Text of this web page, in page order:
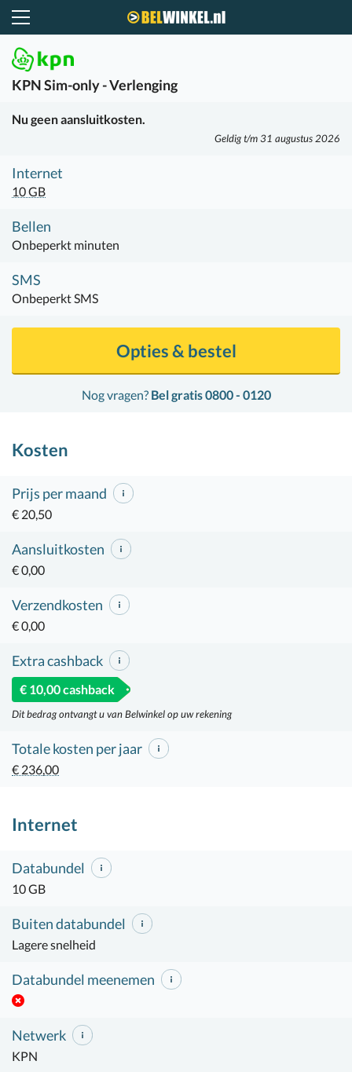
KPNSim-only - Verlenging
Nu geen aansluitkosten.
Geldig t/m 31 augustus 2026
Internet
10 GB
Bellen
Onbeperkt minuten
SMS
Onbeperkt SMS
Nog vragen? Bel gratis 0800 - 0120
Opties & bestel
Kosten
Prijs per maand
€ 20,50
Aansluitkosten
€ 0,00
Verzendkosten
€ 0,00
Extra cashback
€ 10,00 cashback
Dit bedrag ontvangt u van Belwinkel op uw rekening
Totale kosten per jaar
€ 236,00
Internet
Databundel
10 GB
Buiten databundel
Lagere snelheid
Databundel meenemen
Netwerk
KPN